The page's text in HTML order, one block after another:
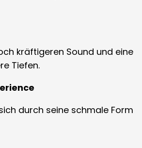
kräftigeren Sound und eine
Tiefen.
durch seine schmale Form